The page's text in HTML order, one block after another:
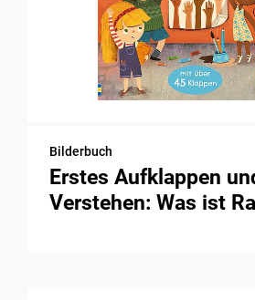
Bilderbuch
Erstes Aufklappen
Verstehen: Was ist